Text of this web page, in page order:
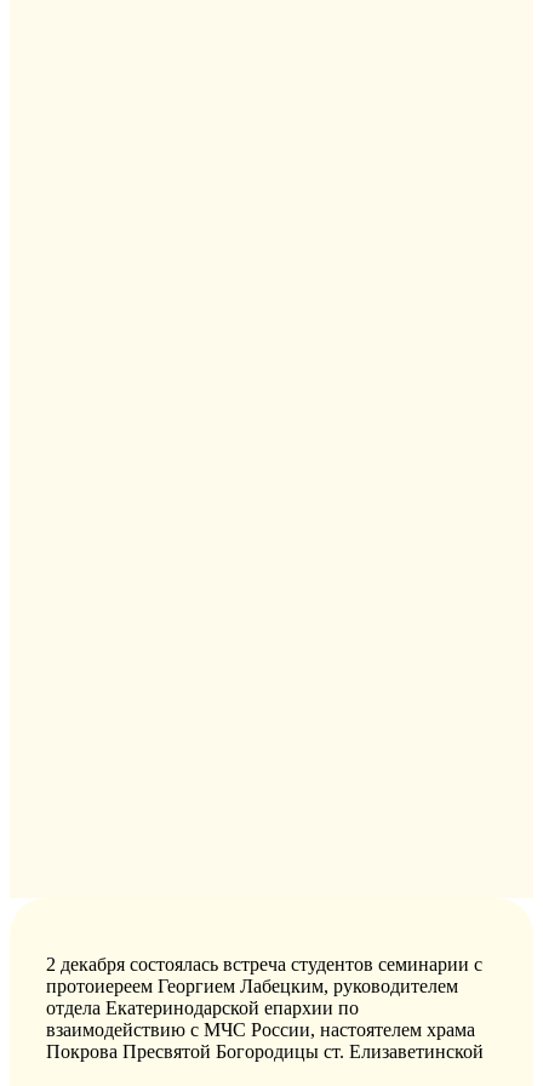
2 декабря состоялась встреча студентов семинарии с
протоиереем Георгием Лабецким, руководителем
отдела Екатеринодарской епархии по
взаимодействию с МЧС России, настоятелем храма
Покрова Пресвятой Богородицы ст. Елизаветинской